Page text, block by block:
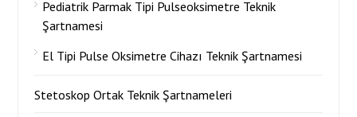
Pediatrik Parmak Tipi Pulseoksimetre Teknik
Şartnamesi
El Tipi Pulse Oksimetre Cihazı Teknik Şartnamesi
Stetoskop Ortak Teknik Şartnameleri